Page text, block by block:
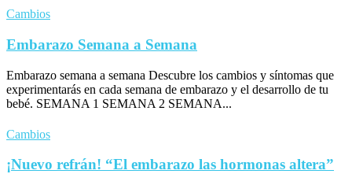
Cambios
Embarazo Semana a Semana
Embarazo semana a semana Descubre los cambios y síntomas que
experimentarás en cada semana de embarazo y el desarrollo de tu
bebé. SEMANA 1 SEMANA 2 SEMANA...
Cambios
¡Nuevo refrán! “El embarazo las hormonas altera”